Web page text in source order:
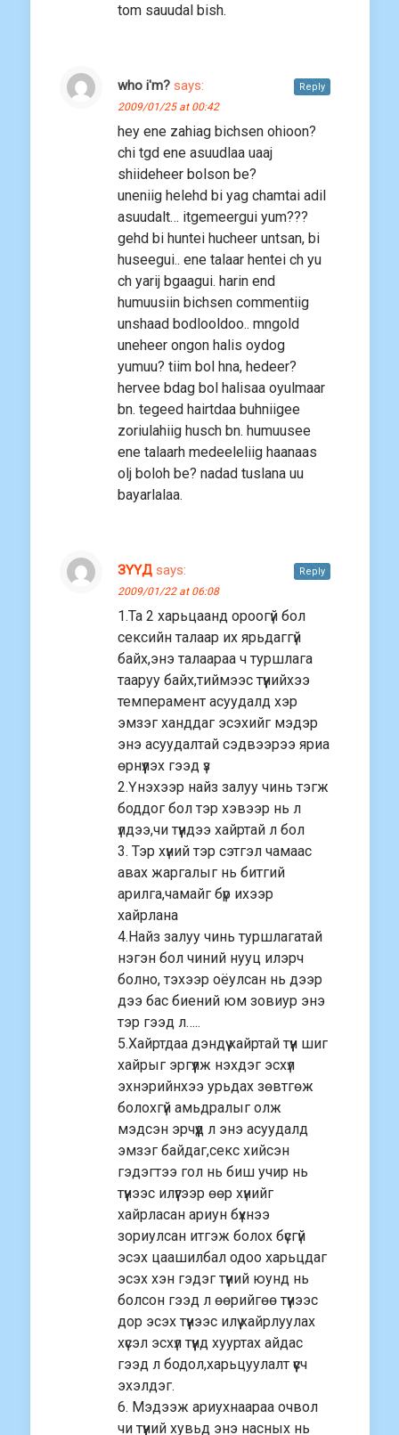
tom sauudal bish.
who i'm? says:
2009/01/25 at 00:42
hey ene zahiag bichsen ohioon?
chi tgd ene asuudlaa uaaj
shiideheer bolson be?
uneniig helehd bi yag chamtai adil
asuudalt… itgemeergui yum???
gehd bi huntei hucheer untsan, bi
huseegui.. ene talaar hentei ch yu
ch yarij bgaagui. harin end
humuusiin bichsen commentiig
unshaad bodlooldoo.. mngold
uneheer ongon halis oydog
yumuu? tiim bol hna, hedeer?
hervee bdag bol halisaa oyulmaar
bn. tegeed hairtdaa buhniigee
zoriulahiig husch bn. humuusee
ene talaarh medeeleliig haanaas
olj boloh be? nadad tuslana uu
bayarlalaa.
Reply
ЗҮҮД says:
2009/01/22 at 06:08
1.Та 2 харьцаанд ороогүй бол
сексийн талаар их ярьдаггүй
байх,энэ талаараа ч туршлага
тааруу байх,тиймээс түүнийхээ
темперамент асуудалд хэр
эмзэг ханддаг эсэхийг мэдэр
энэ асуудалтай сэдвээрээ яриа
өрнүүлэх гээд үз
2.Үнэхээр найз залуу чинь тэгж
боддог бол тэр хэвээр нь л
үлдээ,чи түүндээ хайртай л бол
3. Тэр хүний тэр сэтгэл чамаас
авах жаргалыг нь битгий
арилга,чамайг бүр ихээр
хайрлана
4.Найз залуу чинь туршлагатай
нэгэн бол чиний нууц илэрч
болно, тэхээр оёулсан нь дээр
дээ бас биений юм зовиур энэ
тэр гээд л…..
5.Хайртдаа дэндүү хайртай түүн шиг
хайрыг эргүүлж нэхдэг эсхүл
эхнэрийнхээ урьдах зөвтгөж
болохгүй амьдралыг олж
мэдсэн эрчүүд л энэ асуудалд
эмзэг байдаг,секс хийсэн
гэдэгтээ гол нь биш учир нь
түүнээс илүүгээр өөр хүнийг
хайрласан ариун бүхнээ
зориулсан итгэж болох бүсгүй
эсэх цаашилбал одоо харьцдаг
эсэх хэн гэдэг түүний юунд нь
болсон гээд л өөрийгөө түүнээс
дор эсэх түүнээс илүү хайрлуулах
хүсэл эсхүл түүнд хууртах айдас
гээд л бодол,харьцуулалт үүсч
эхэлдэг.
6. Мэдээж ариухнаараа очвол
чи түүний хувьд энэ насных нь
Reply